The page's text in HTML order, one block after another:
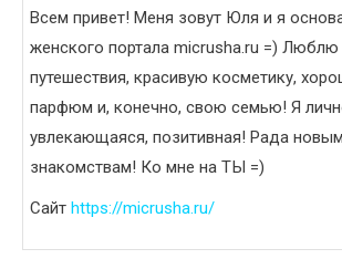
Всем привет! Меня зовут Юля и я
женского портала micrusha.ru =) Люблю
путешествия, красивую косметику,
парфюм и, конечно, свою семью! Я
увлекающаяся, позитивная! Рада новым
знакомствам! Ко мне на ТЫ =)
Сайт https://micrusha.ru/